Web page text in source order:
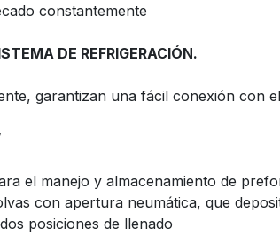
constantemente
DE REFRIGERACIÓN.
garantizan una fácil conexión con
el manejo y almacenamiento de
con apertura neumática, que
posiciones de llenado